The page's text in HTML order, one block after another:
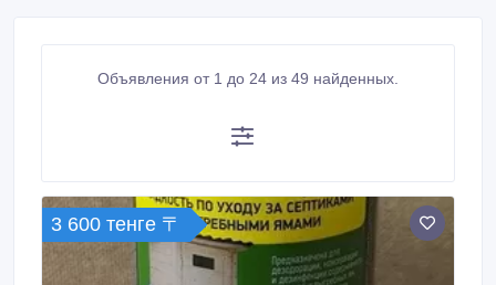
Объявления от 1 до 24 из 49 найденных.
3 600 тенге 〒